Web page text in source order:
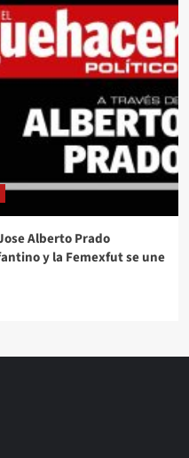
Alberto Prado
y la Femexfut se une